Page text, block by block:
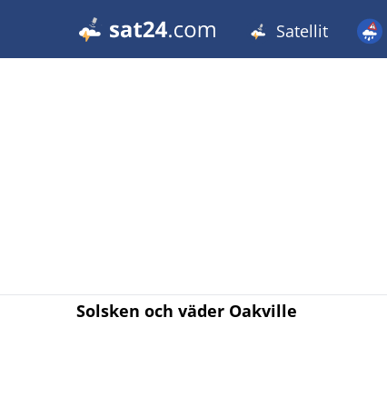
Satellit
Solsken och väder Oakville